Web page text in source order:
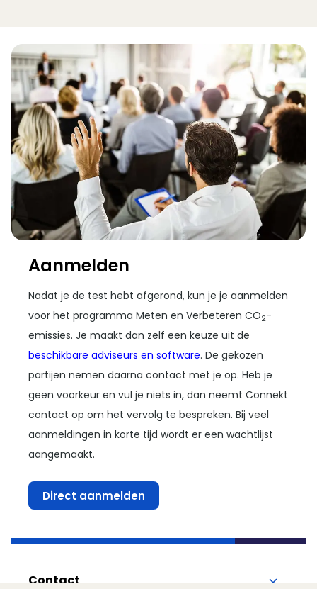
Aanmelden
Nadat je de test hebt afgerond, kun je je aanmelden
voor het programma Meten en Verbeteren CO2-
emissies. Je maakt dan zelf een keuze uit de
beschikbare adviseurs en software. De gekozen
partijen nemen daarna contact met je op. Heb je
geen voorkeur en vul je niets in, dan neemt Connekt
contact op om het vervolg te bespreken. Bij veel
aanmeldingen in korte tijd wordt er een wachtlijst
aangemaakt.
Direct aanmelden
Contact